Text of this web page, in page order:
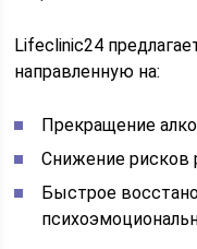
Lifeclinic24
направленную на:
Прекращение
Снижение рисков
Быстрое